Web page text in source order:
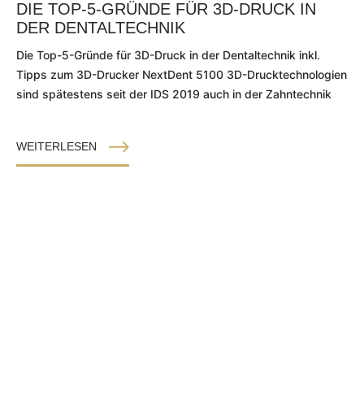
DIE TOP-5-GRÜNDE FÜR 3D-DRUCK IN
DER DENTALTECHNIK
Die Top-5-Gründe für 3D-Druck in der Dentaltechnik inkl.
Tipps zum 3D-Drucker NextDent 5100 3D-Drucktechnologien
sind spätestens seit der IDS 2019 auch in der Zahntechnik
WEITERLESEN